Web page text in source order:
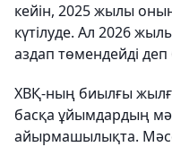
кейін, 2025 жылы
күтілуде. Ал 2026
аздап төмендейді
ХВҚ-ның биылғы
басқа ұйымдардың
айырмашылықта.